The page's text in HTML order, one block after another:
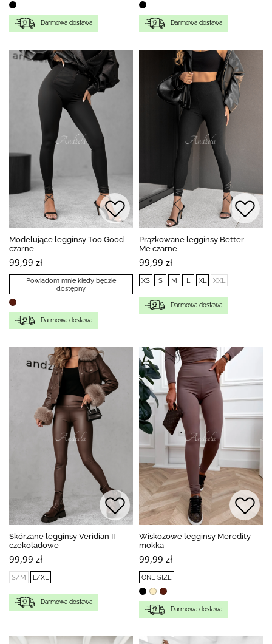
Darmowa dostawa Darmowa dostawa
Modelujące legginsy Too Good
czarne
99,99 zł
Powiadom mnie kiedy będzie
dostępny
Darmowa dostawa
Prążkowane legginsy Better
Me czarne
99,99 zł
XS S M L XL XXL
Darmowa dostawa
Skórzane legginsy Veridian II
czekoladowe
99,99 zł
S/M L/XL
Darmowa dostawa
Wiskozowe legginsy Meredity
mokka
99,99 zł
ONE SIZE
Darmowa dostawa